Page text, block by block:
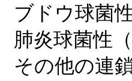
ブドウ球菌
肺炎球菌性
その他の連